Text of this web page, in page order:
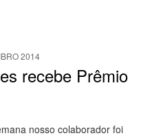
2014
recebe Prêmio
nosso colaborador foi